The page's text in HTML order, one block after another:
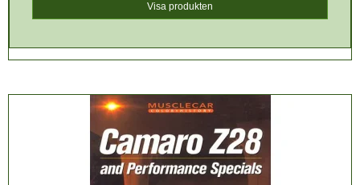
Visa produkten